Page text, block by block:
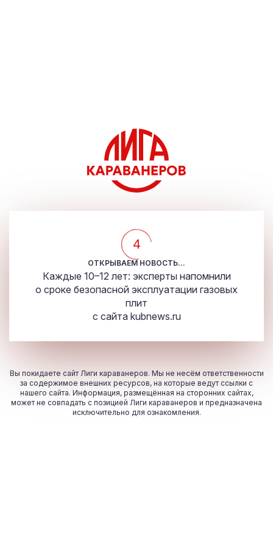
4
ОТКРЫВАЕМ НОВОСТЬ...
Каждые 10–12 лет: эксперты напомнили
о сроке безопасной эксплуатации газовых
плит
с сайта kubnews.ru
Вы покидаете сайт Лиги караванеров. Мы не несём ответственности
за содержимое внешних ресурсов, на которые ведут ссылки с
нашего сайта. Информация, размещённая на сторонних сайтах,
может не совпадать с позицией Лиги караванеров и предназначена
исключительно для ознакомления.